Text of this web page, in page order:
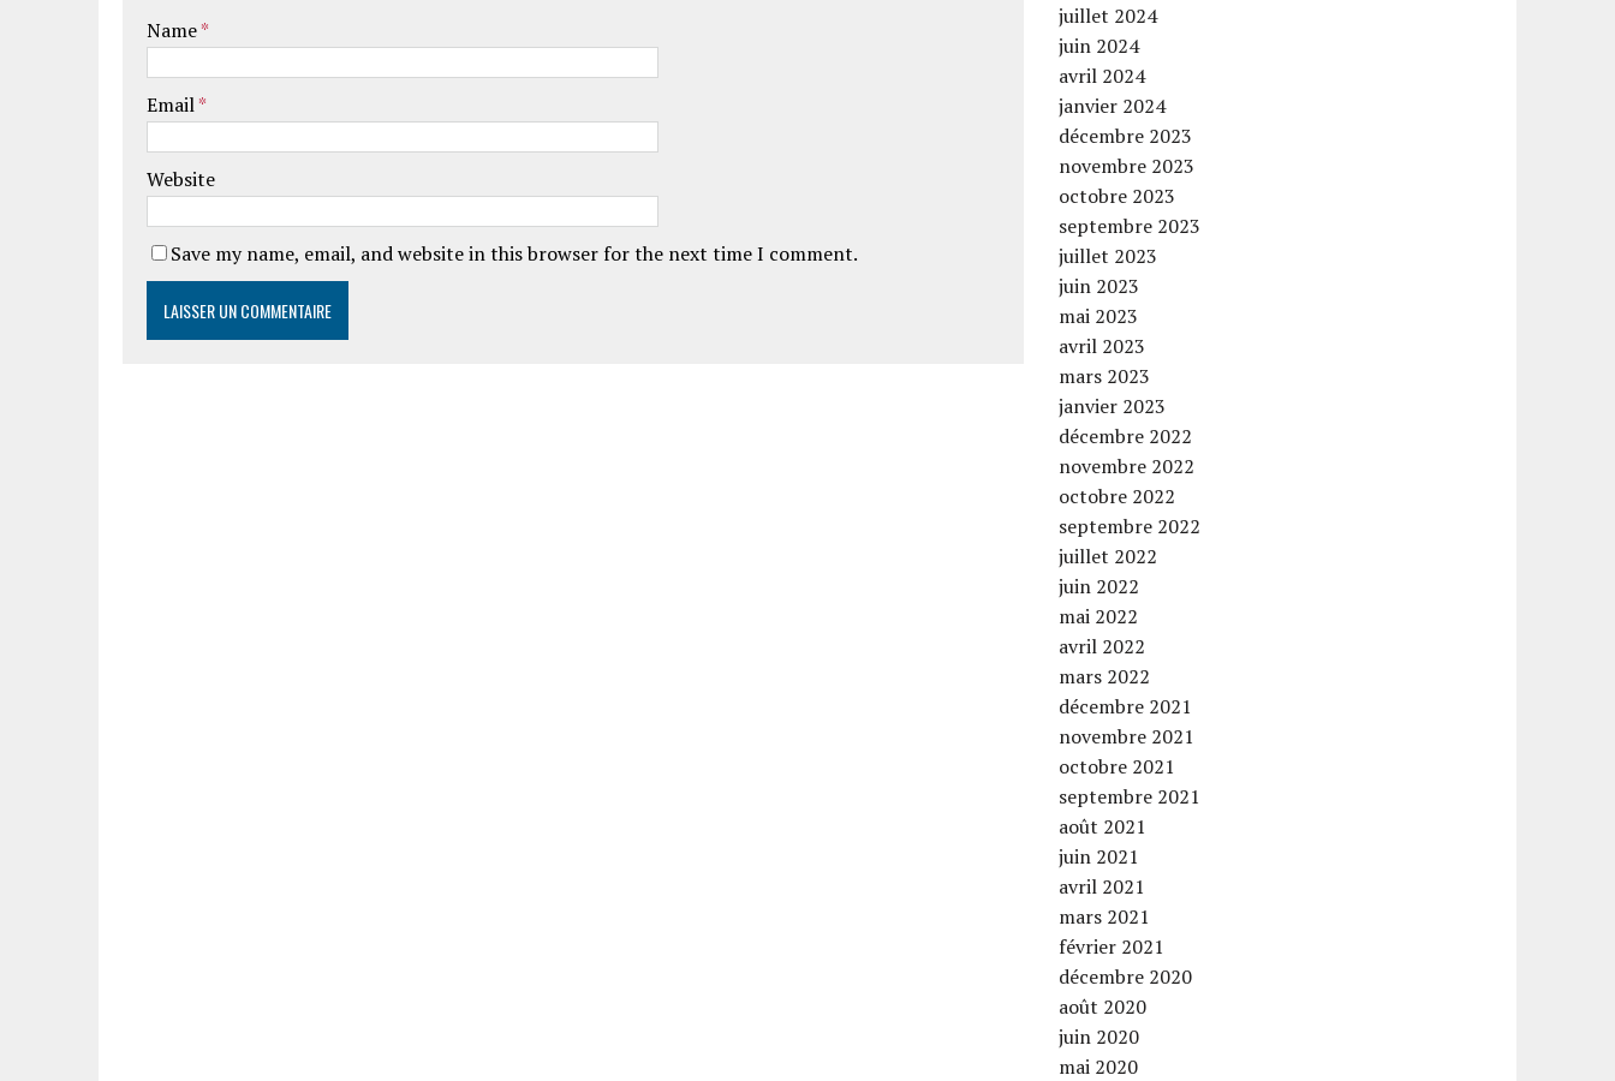
Name*
Email*
Website
Save my name, email, and website in this browser for the next time I comment.
juillet 2024
juin 2024
avril 2024
janvier 2024
décembre 2023
novembre 2023
octobre 2023
septembre 2023
juillet 2023
juin 2023
mai 2023
avril 2023
mars 2023
janvier 2023
décembre 2022
novembre 2022
octobre 2022
septembre 2022
juillet 2022
juin 2022
mai 2022
avril 2022
mars 2022
décembre 2021
novembre 2021
octobre 2021
septembre 2021
août 2021
juin 2021
avril 2021
mars 2021
février 2021
décembre 2020
août 2020
juin 2020
mai 2020